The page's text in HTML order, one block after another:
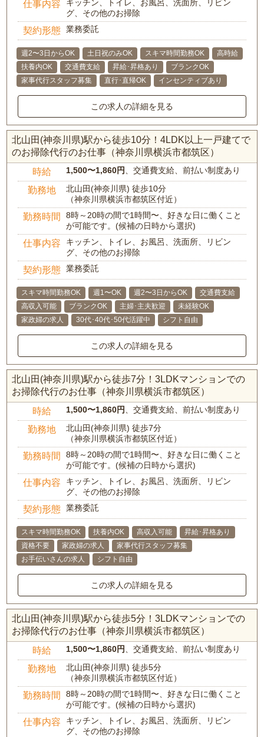
仕事内容
キッチン、トイレ、お風呂、洗面所、リビン
グ、その他のお掃除
契約形態 業務委託
週2〜3日からOK 土日祝のみOK スキマ時間勤務OK
高時給
扶養内OK
交通費支給 昇給･昇格あり
ブランクOK
家事代行スタッフ募集
直行･直帰OK インセンティブあり
この求人の詳細を見る
北山田(神奈川県)駅から徒歩10分！4LDK以上一戸建てで
のお掃除代行のお仕事（神奈川県横浜市都筑区）
時給 1,500〜1,860円、交通費支給、前払い制度あり
勤務地
北山田(神奈川県) 徒歩10分
（神奈川県横浜市都筑区付近）
勤務時間
8時～20時の間で1時間〜、好きな日に働くこと
が可能です。(候補の日時から選択)
仕事内容
キッチン、トイレ、お風呂、洗面所、リビン
グ、その他のお掃除
契約形態 業務委託
スキマ時間勤務OK 週1〜OK 週2〜3日からOK
交通費支給
高収入可能
ブランクOK 主婦･主夫歓迎
未経験OK
家政婦の求人
30代･40代･50代活躍中 シフト自由
この求人の詳細を見る
北山田(神奈川県)駅から徒歩7分！3LDKマンションでの
お掃除代行のお仕事（神奈川県横浜市都筑区）
時給 1,500〜1,860円、交通費支給、前払い制度あり
勤務地
北山田(神奈川県) 徒歩7分
（神奈川県横浜市都筑区付近）
勤務時間
8時～20時の間で1時間〜、好きな日に働くこと
が可能です。(候補の日時から選択)
仕事内容
キッチン、トイレ、お風呂、洗面所、リビン
グ、その他のお掃除
契約形態 業務委託
スキマ時間勤務OK 扶養内OK 高収入可能
昇給･昇格あり
資格不要
家政婦の求人
家事代行スタッフ募集
お手伝いさんの求人
シフト自由
この求人の詳細を見る
北山田(神奈川県)駅から徒歩5分！3LDKマンションでの
お掃除代行のお仕事（神奈川県横浜市都筑区）
時給 1,500〜1,860円、交通費支給、前払い制度あり
勤務地
北山田(神奈川県) 徒歩5分
（神奈川県横浜市都筑区付近）
勤務時間
8時～20時の間で1時間〜、好きな日に働くこと
が可能です。(候補の日時から選択)
仕事内容
キッチン、トイレ、お風呂、洗面所、リビン
グ、その他のお掃除